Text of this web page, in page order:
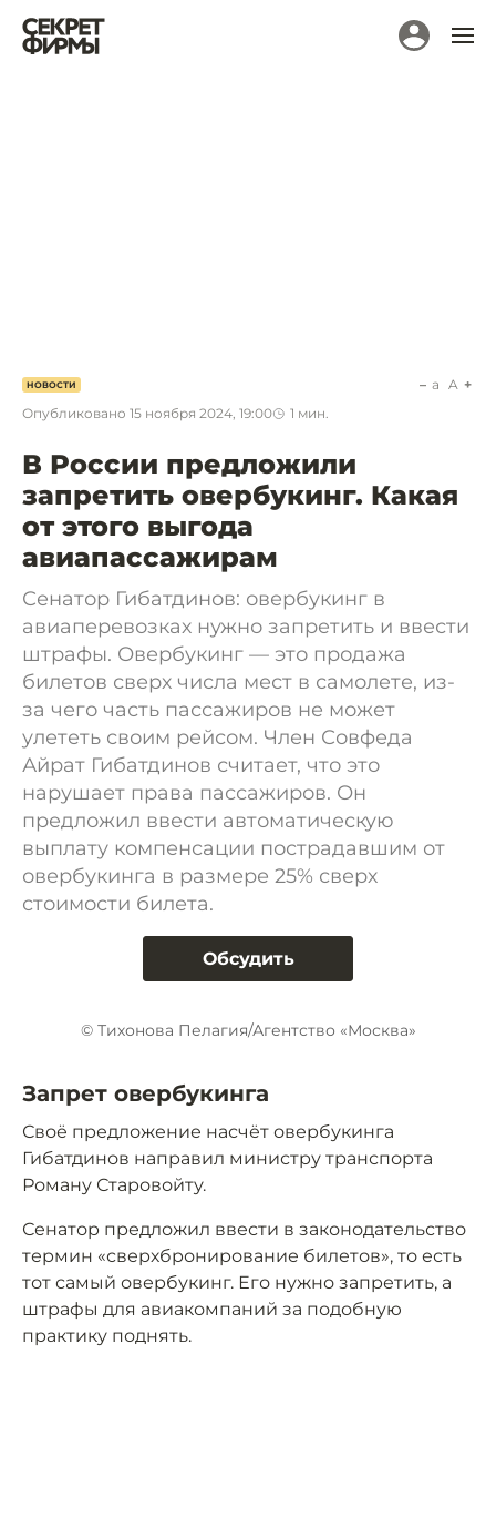
НОВОСТИ
Опубликовано 15 ноября 2024, 19:00 1 мин.
a A
В России предложили
запретить овербукинг. Какая
от этого выгода
авиапассажирам
Сенатор Гибатдинов: овербукинг в
авиаперевозках нужно запретить и ввести
штрафы. Овербукинг — это продажа
билетов сверх числа мест в самолете, из-
за чего часть пассажиров не может
улететь своим рейсом. Член Совфеда
Айрат Гибатдинов считает, что это
нарушает права пассажиров. Он
предложил ввести автоматическую
выплату компенсации пострадавшим от
овербукинга в размере 25% сверх
стоимости билета.
Обсудить
© Тихонова Пелагия/Агентство «Москва»
Запрет овербукинга
Своё предложение насчёт овербукинга
Гибатдинов направил министру транспорта
Роману Старовойту.
Сенатор предложил ввести в законодательство
термин «сверхбронирование билетов», то есть
тот самый овербукинг. Его нужно запретить, а
штрафы для авиакомпаний за подобную
практику поднять.